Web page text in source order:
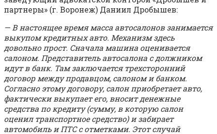
партнеры» (г. Воронеж) Даниил Дробышев:
— В настоящее время масса автосалонов занимается
выкупом кредитных авто. Механизм здесь
довольно прост. Сначала машина оценивается
салоном. Представитель автосалона с должником
идут в банк. Там заключается трехсторонний
договор между продавцом, салоном и банком.
Согласно этому договору, салон приобретает авто,
фактически выкупает его, вносит денежные
средства по кредиту (сумму, в которую салон
оценил транспортное средство) и забирает
автомобиль и ПТС с отметками. Этот случай